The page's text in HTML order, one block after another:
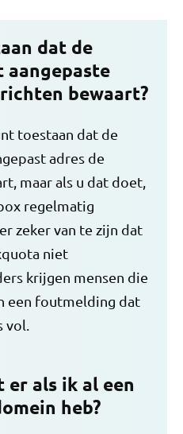
​​dat de
aangepaste
bewaart?
toestaan ​​dat de
adres de
maar als u dat doet,
regelmatig
zeker van te zijn dat
niet
krijgen mensen die
een foutmelding dat
vol.
er als ik al een
heb?